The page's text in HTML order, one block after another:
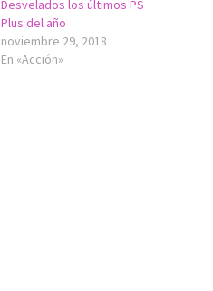
Desvelados los últimos PS
Plus del año
noviembre 29, 2018
En «Acción»